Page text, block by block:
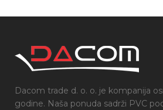
Dacom trade d. o. o. je kompanija
godine. Naša ponuda sadrži PVC